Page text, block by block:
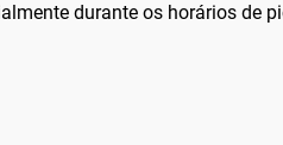
durante os horários de